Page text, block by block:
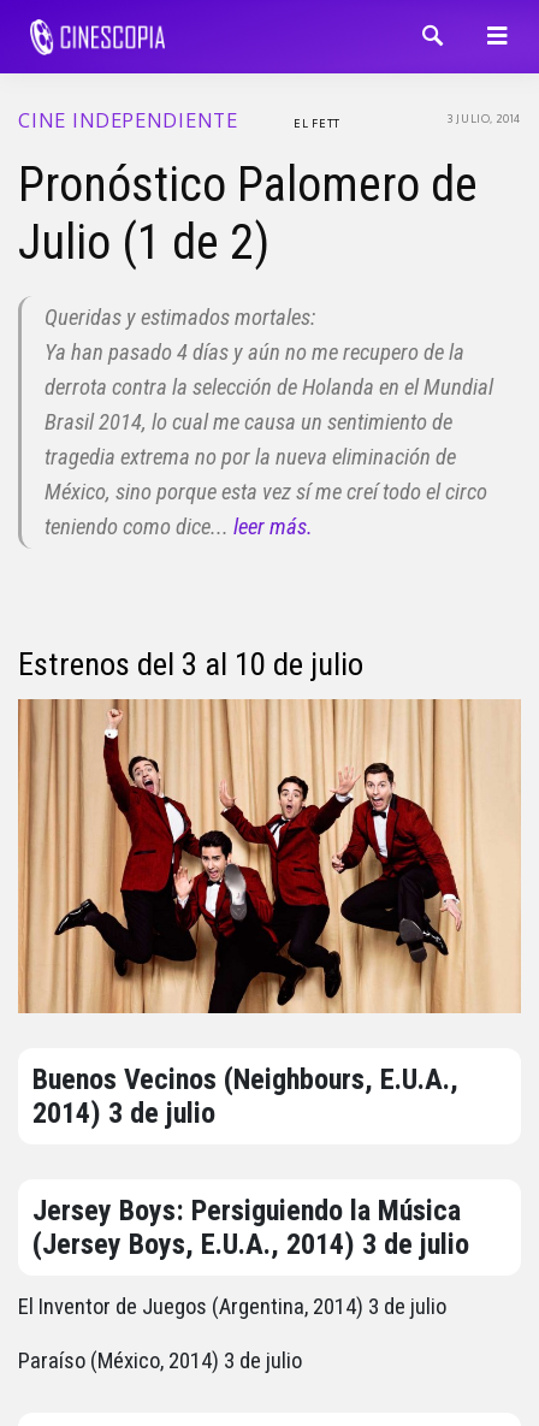
CINE INDEPENDIENTE 3 JULIO, 2014
EL FETT
Pronóstico Palomero de
Julio (1 de 2)
Queridas y estimados mortales:
Ya han pasado 4 días y aún no me recupero de la
derrota contra la selección de Holanda en el Mundial
Brasil 2014, lo cual me causa un sentimiento de
tragedia extrema no por la nueva eliminación de
México, sino porque esta vez sí me creí todo el circo
teniendo como dice... leer más.
Estrenos del 3 al 10 de julio
Buenos Vecinos (Neighbours, E.U.A.,
2014) 3 de julio
Jersey Boys: Persiguiendo la Música
(Jersey Boys, E.U.A., 2014) 3 de julio
El Inventor de Juegos (Argentina, 2014) 3 de julio
Paraíso (México, 2014) 3 de julio